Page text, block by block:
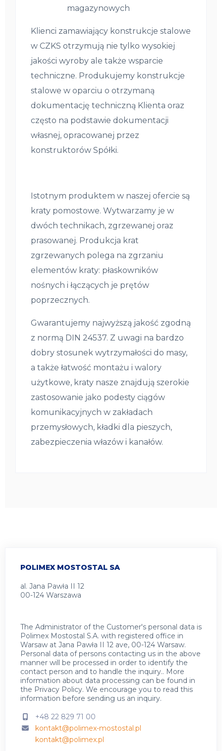
POLIMEX MOSTOSTAL SA
al. Jana Pawła II 12
00-124 Warszawa
The Administrator of the Customer's personal data is
Polimex Mostostal S.A. with registered office in
Warsaw at Jana Pawła II 12 ave, 00-124 Warsaw.
Personal data of persons contacting us in the above
manner will be processed in order to identify the
contact person and to handle the inquiry.. More
information about data processing can be found in
the Privacy Policy. We encourage you to read this
information before sending us an inquiry.
+48 22 829 71 00
kontakt@polimex-mostostal.pl
kontakt@polimex.pl
magazynowych
Klienci zamawiający konstrukcje stalowe
w CZKS otrzymują nie tylko wysokiej
jakości wyroby ale także wsparcie
techniczne. Produkujemy konstrukcje
stalowe w oparciu o otrzymaną
dokumentację techniczną Klienta oraz
często na podstawie dokumentacji
własnej, opracowanej przez
konstruktorów Spółki.
Istotnym produktem w naszej ofercie są
kraty pomostowe. Wytwarzamy je w
dwóch technikach, zgrzewanej oraz
prasowanej. Produkcja krat
zgrzewanych polega na zgrzaniu
elementów kraty: płaskowników
nośnych i łączących je prętów
poprzecznych.
Gwarantujemy najwyższą jakość zgodną
z normą DIN 24537. Z uwagi na bardzo
dobry stosunek wytrzymałości do masy,
a także łatwość montażu i walory
użytkowe, kraty nasze znajdują szerokie
zastosowanie jako podesty ciągów
komunikacyjnych w zakładach
przemysłowych, kładki dla pieszych,
zabezpieczenia włazów i kanałów.